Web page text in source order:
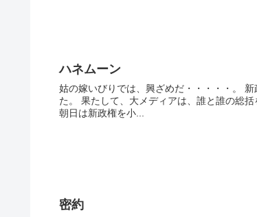
ハネムーン
姑の嫁いびりでは、興ざめだ・・・・・。
た。 果たして、大メディアは、誰と誰の総
朝日は新政権を小...
密約